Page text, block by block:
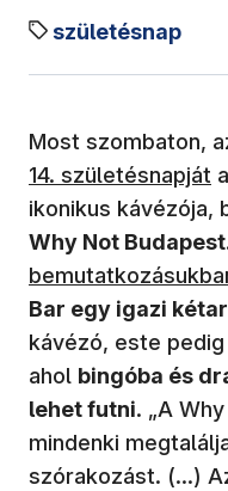
születésnap
Most szombaton,
14. születésnapját
ikonikus kávézója,
Why Not Budapest
Bar egy igazi
kávézó, este
ahol bingóba és
lehet futni. „A
mindenki
szórakozást. (...)